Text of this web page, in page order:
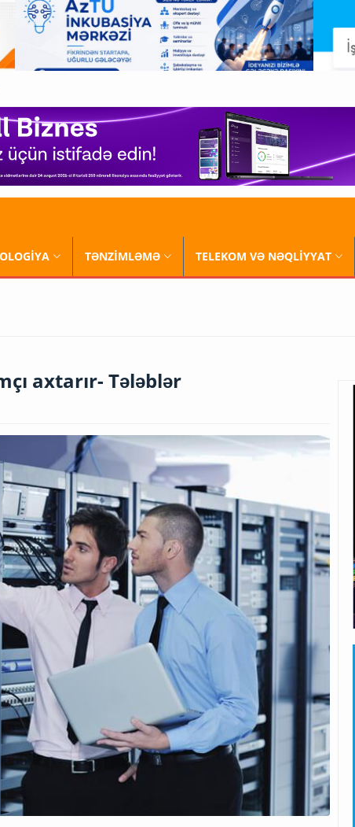
TƏNZİMLƏMƏ TELEKOM VƏ NƏQLİYYAT
axtarır- Tələblər